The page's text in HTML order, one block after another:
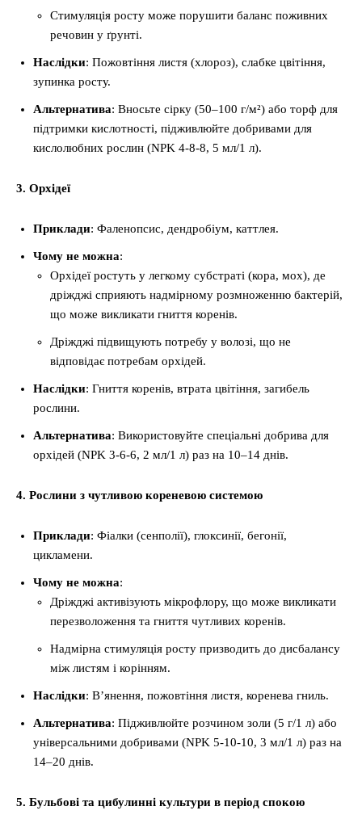
Стимуляція росту може порушити баланс поживних
речовин у ґрунті.
Наслідки: Пожовтіння листя (хлороз), слабке цвітіння,
зупинка росту.
Альтернатива: Вносьте сірку (50–100 г/м²) або торф для
підтримки кислотності, підживлюйте добривами для
кислолюбних рослин (NPK 4-8-8, 5 мл/1 л).
3. Орхідеї
Приклади: Фаленопсис, дендробіум, каттлея.
Чому не можна:
Орхідеї ростуть у легкому субстраті (кора, мох), де
дріжджі сприяють надмірному розмноженню бактерій,
що може викликати гниття коренів.
Дріжджі підвищують потребу у волозі, що не
відповідає потребам орхідей.
Наслідки: Гниття коренів, втрата цвітіння, загибель
рослини.
Альтернатива: Використовуйте спеціальні добрива для
орхідей (NPK 3-6-6, 2 мл/1 л) раз на 10–14 днів.
4. Рослини з чутливою кореневою системою
Приклади: Фіалки (сенполії), глоксинії, бегонії,
цикламени.
Чому не можна:
Дріжджі активізують мікрофлору, що може викликати
перезволоження та гниття чутливих коренів.
Надмірна стимуляція росту призводить до дисбалансу
між листям і корінням.
Наслідки: В’янення, пожовтіння листя, коренева гниль.
Альтернатива: Підживлюйте розчином золи (5 г/1 л) або
універсальними добривами (NPK 5-10-10, 3 мл/1 л) раз на
14–20 днів.
5. Бульбові та цибулинні культури в період спокою